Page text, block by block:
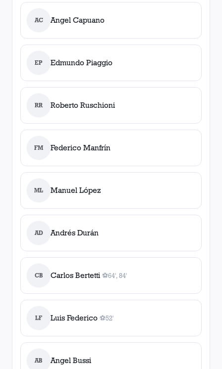
AC Angel Capuano
EP Edmundo Piaggio
RR Roberto Ruschioni
FM Federico Manfrín
ML Manuel López
AD Andrés Durán
CB Carlos Bertetti ⚽
2gol es, 64', 84'
64', 84'
LF Luis Federico ⚽
1gol
52'
AB Angel Bussi